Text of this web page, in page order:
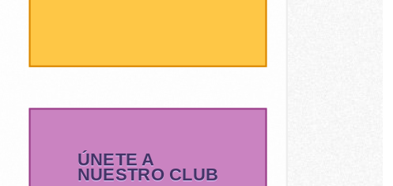
ÚNETE A
NUESTRO CLUB